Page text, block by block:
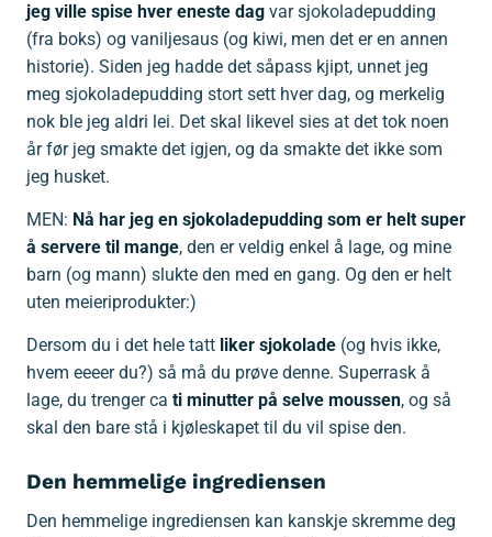
jeg ville spise hver eneste dag var sjokoladepudding
(fra boks) og vaniljesaus (og kiwi, men det er en annen
historie). Siden jeg hadde det såpass kjipt, unnet jeg
meg sjokoladepudding stort sett hver dag, og merkelig
nok ble jeg aldri lei. Det skal likevel sies at det tok noen
år før jeg smakte det igjen, og da smakte det ikke som
jeg husket.
MEN: Nå har jeg en sjokoladepudding som er helt super
å servere til mange, den er veldig enkel å lage, og mine
barn (og mann) slukte den med en gang. Og den er helt
uten meieriprodukter:)
Dersom du i det hele tatt liker sjokolade (og hvis ikke,
hvem eeeer du?) så må du prøve denne. Superrask å
lage, du trenger ca ti minutter på selve moussen, og så
skal den bare stå i kjøleskapet til du vil spise den.
Den hemmelige ingrediensen
Den hemmelige ingrediensen kan kanskje skremme deg